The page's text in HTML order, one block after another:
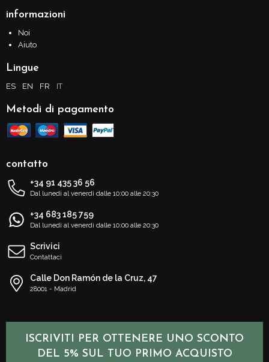
informazioni
Noi
Aiuto
Lingue
ES EN FR IT
Metodi di pagamento
contatto
+34 91 435 36 56
Dal lunedì al venerdì dalle 10:00 alle 20:30
+34 683 185 759
Dal lunedì al venerdì dalle 10:00 alle 20:30
Scrivici
Contattaci
Calle Don Ramón de la Cruz, 47
28001 - Madrid
ISCRIVITI PER OTTENERE UNO SCONTO
DEL 5% SUL TUO PRIMO ACQUISTO